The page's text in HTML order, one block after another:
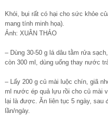
Khói, bụi rất có hại cho sức khỏe
mang tính minh họa).
Ảnh: XUÂN THẢO
– Dùng 30-50 g lá dâu tằm rửa
còn 300 ml, dùng uống thay nước
– Lấy 200 g củ mài luộc chín, giã
ml nước ép quả lựu rồi cho củ mài
lại là được. Ăn liên tục 5 ngày, sau
lần/ngày.